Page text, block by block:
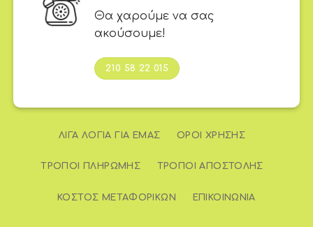
Θα χαρούμε να σας
ακούσουμε!
210 58 22 015
ΛΊΓΑ ΛΌΓΙΑ ΓΙΑ ΕΜΆΣ ΌΡΟΙ ΧΡΉΣΗΣ
ΤΡΌΠΟΙ ΠΛΗΡΩΜΉΣ ΤΡΌΠΟΙ ΑΠΟΣΤΟΛΉΣ
ΚΌΣΤΟΣ ΜΕΤΑΦΟΡΙΚΏΝ ΕΠΙΚΟΙΝΩΝΊΑ